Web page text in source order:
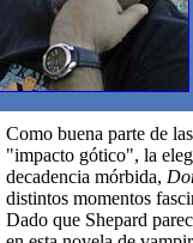
Como buena parte de
"impacto gótico", la
decadencia mórbida,
distintos momentos
Dado que Shepard